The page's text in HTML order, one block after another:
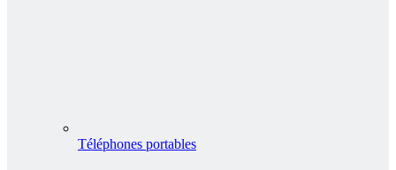
Téléphones portables